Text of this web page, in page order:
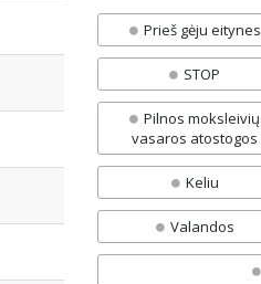
Prieš gėju eitynes
STOP
Pilnos moksleivių
vasaros atostogos
Keliu
Valandos